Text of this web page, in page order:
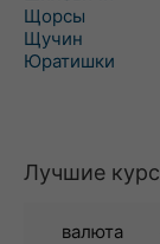
Щорсы
Щучин
Юратишки
Лучшие
валюта